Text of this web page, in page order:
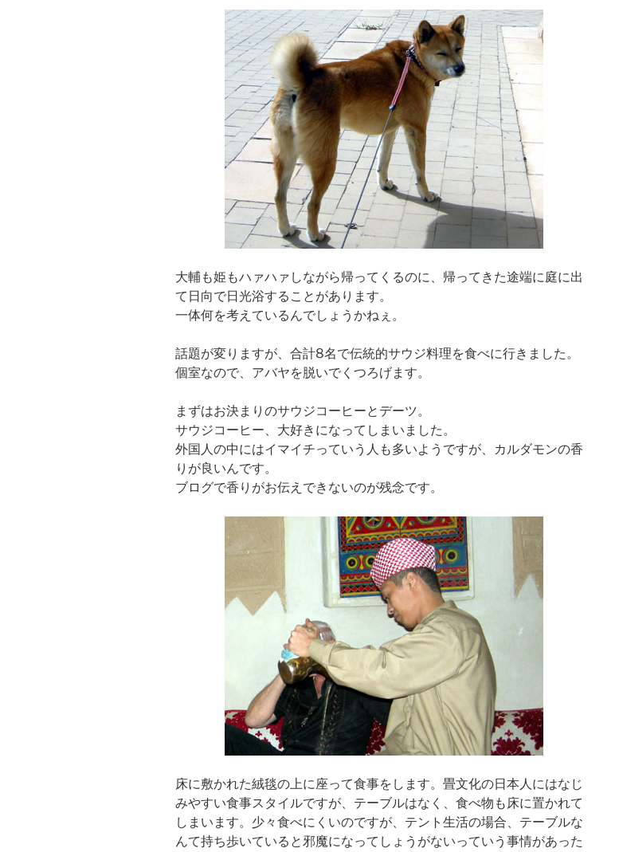
大輔も姫もハァハァしながら帰ってくるのに、帰ってきた途端に庭に出
て日向で日光浴することがあります。
一体何を考えているんでしょうかねぇ。
話題が変りますが、合計8名で伝統的サウジ料理を食べに行きました。
個室なので、アバヤを脱いでくつろげます。
まずはお決まりのサウジコーヒーとデーツ。
サウジコーヒー、大好きになってしまいました。
外国人の中にはイマイチっていう人も多いようですが、カルダモンの香
りが良いんです。
ブログで香りがお伝えできないのが残念です。
床に敷かれた絨毯の上に座って食事をします。畳文化の日本人にはなじ
みやすい食事スタイルですが、テーブルはなく、食べ物も床に置かれて
しまいます。少々食べにくいのですが、テント生活の場合、テーブルな
んて持ち歩いていると邪魔になってしょうがないっていう事情があった